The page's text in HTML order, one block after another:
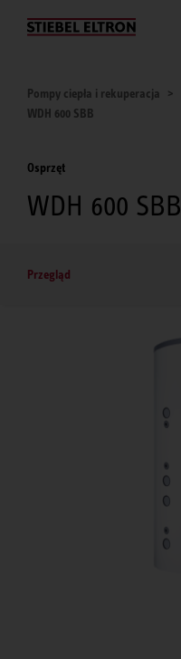
O nas
Pompy ciepła i rekuperacja
WDH 600 SBB
Osprzęt
WDH 600 SBB
Przegląd